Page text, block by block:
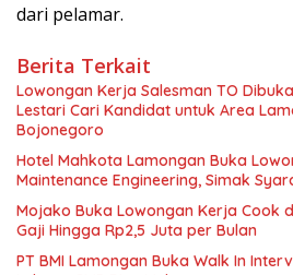
dari pelamar.
Berita Terkait
Lowongan Kerja Salesman TO
Lestari Cari Kandidat untuk Area
Bojonegoro
Hotel Mahkota Lamongan Buka
Maintenance Engineering, Simak
Mojako Buka Lowongan Kerja Cook
Gaji Hingga Rp2,5 Juta per Bulan
PT BMI Lamongan Buka Walk In